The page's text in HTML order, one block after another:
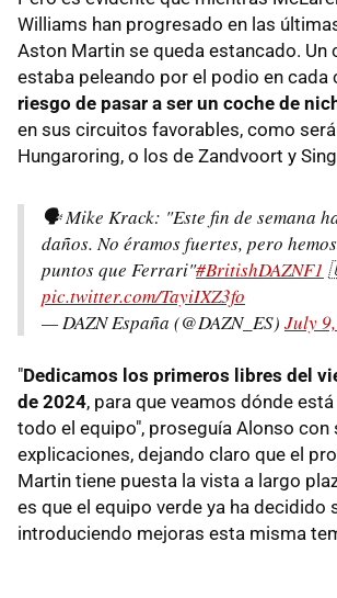
Williams han progresado en las
Aston Martin se queda estancado. Un
estaba peleando por el podio en cada
riesgo de pasar a ser un coche de
en sus circuitos favorables, como
Hungaroring, o los de Zandvoort y
🗣️ Mike Krack: "Este fin de semana
daños. No éramos fuertes, pero
puntos que Ferrari"#BritishDAZNF1
pic.twitter.com/TayiIXZ3fo
— DAZN España (@DAZN_ES) July
"Dedicamos los primeros libres del
de 2024, para que veamos dónde
todo el equipo", proseguía Alonso con
explicaciones, dejando claro que el
Martin tiene puesta la vista a largo
es que el equipo verde ya ha decidido
introduciendo mejoras esta misma